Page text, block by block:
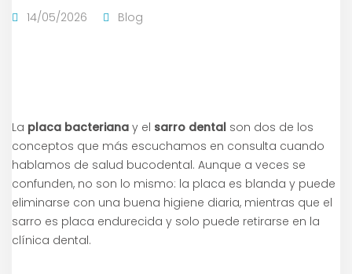
14/05/2026 Blog
La placa bacteriana y el sarro dental son dos de los
conceptos que más escuchamos en consulta cuando
hablamos de salud bucodental. Aunque a veces se
confunden, no son lo mismo: la placa es blanda y puede
eliminarse con una buena higiene diaria, mientras que el
sarro es placa endurecida y solo puede retirarse en la
clínica dental.